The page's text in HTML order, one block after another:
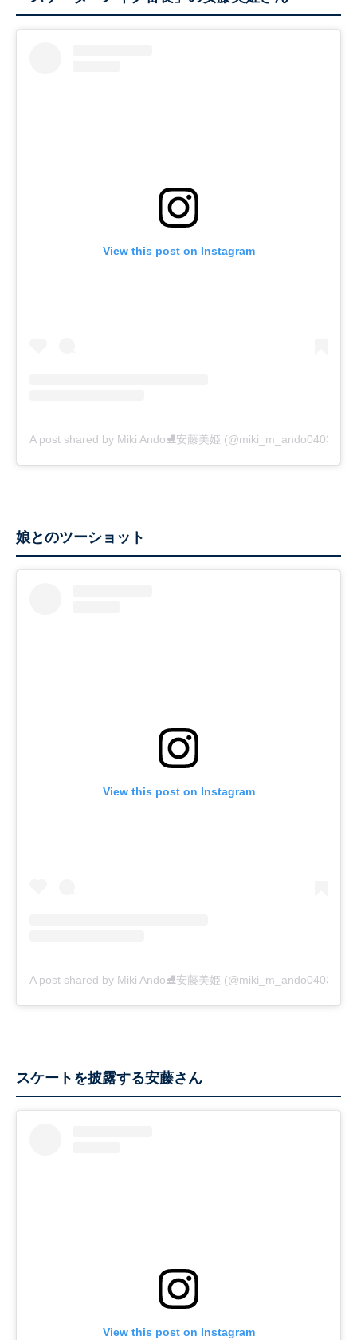
View this post on Instagram
A post shared by Miki Ando⛸安藤美姫 (@miki_m_ando0403)
娘とのツーショット
View this post on Instagram
A post shared by Miki Ando⛸安藤美姫 (@miki_m_ando0403)
スケートを披露する安藤さん
View this post on Instagram